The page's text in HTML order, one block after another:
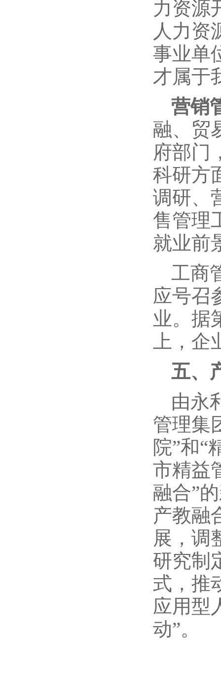
力资源
人力资
事业单
才属于
营销
融、贸
府部门
科研方
调研、
售管理
就业前
工商
应号召
业。据
上，
五、
由永
管理集
院”和“
市精益
融合”
产教融
展，调
研究制
式，推
应用型
动”。